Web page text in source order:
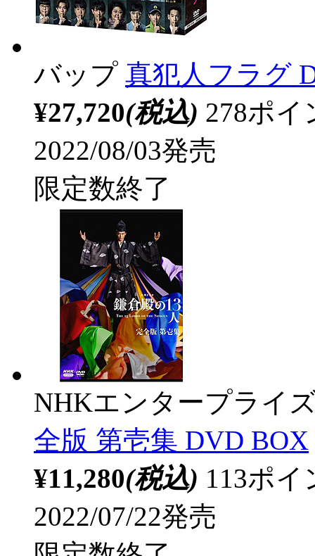
バップ 真犯人フラグ
¥27,720(税込) 278ポ
2022/08/03発売
限定数終了
NHKエンタープライ
全版 第壱集 DVD BOX
¥11,280(税込) 113ポ
2022/07/22発売